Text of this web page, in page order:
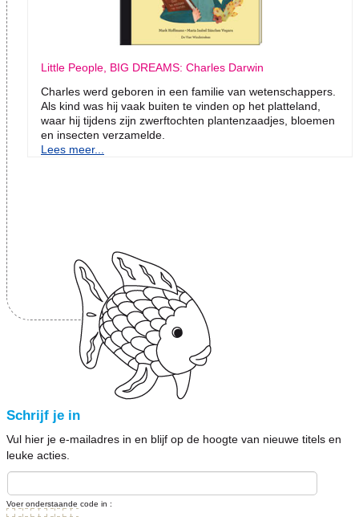
Little People, BIG DREAMS: Charles Darwin
Charles werd geboren in een familie van wetenschappers.
Als kind was hij vaak buiten te vinden op het platteland,
waar hij tijdens zijn zwerftochten plantenzaadjes, bloemen
en insecten verzamelde.
Lees meer...
Schrijf je in
Vul hier je e-mailadres in en blijf op de hoogte van nieuwe titels en
leuke acties.
Voer onderstaande code in :